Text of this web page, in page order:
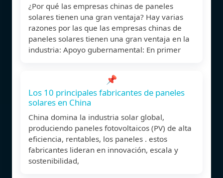
¿Por qué las empresas chinas de paneles
solares tienen una gran ventaja? Hay varias
razones por las que las empresas chinas de
paneles solares tienen una gran ventaja en la
industria: Apoyo gubernamental: En primer
📌
Los 10 principales fabricantes de paneles
solares en China
China domina la industria solar global,
produciendo paneles fotovoltaicos (PV) de alta
eficiencia, rentables, los paneles . estos
fabricantes lideran en innovación, escala y
sostenibilidad,